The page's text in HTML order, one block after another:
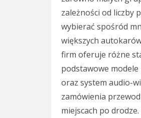
zależności od liczby
wybierać spośród
większych
firm oferuje różne
podstawowe
oraz system audio-
zamówienia
miejscach po